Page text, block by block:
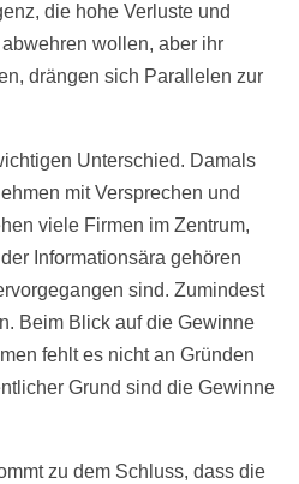
die hohe Verluste und
wollen, aber ihr
drängen sich Parallelen zur
Unterschied. Damals
mit Versprechen und
viele Firmen im Zentrum,
Informationsära gehören
sind. Zumindest
Beim Blick auf die Gewinne
fehlt es nicht an Gründen
Grund sind die Gewinne
zu dem Schluss, dass die